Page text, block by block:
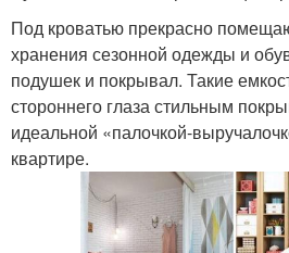
Под кроватью прекрасно
хранения сезонной одежды и
подушек и покрывал. Такие
стороннего глаза стильным
идеальной «палочкой-
квартире.